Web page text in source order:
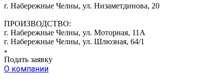
г. Набережные Челны, ул. Низаметдинова, 20
ПРОИЗВОДСТВО:
г. Набережные Челны, ул. Моторная, 11А
г. Набережные Челны, ул. Шлюзная, 64/1
Подать заявку
О компании